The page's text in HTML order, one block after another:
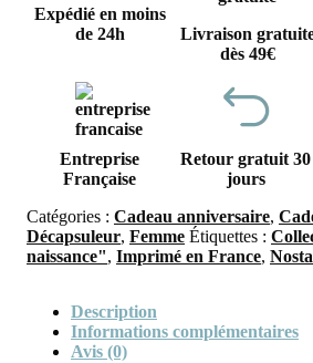
Expédié en moins
de 24h
Livraison
dès 49€
Entreprise
Française
Retour gratuit 30
jours
Catégories : Cadeau anniversaire,
Décapsuleur, Femme Étiquettes :
naissance", Imprimé en France,
Description
Informations complémentaires
Avis (0)